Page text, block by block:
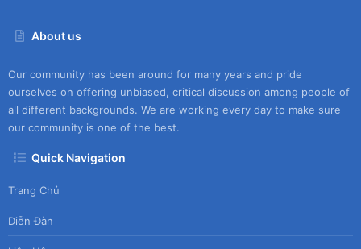
About us
Our community has been around for many years and pride
ourselves on offering unbiased, critical discussion among people of
all different backgrounds. We are working every day to make sure
our community is one of the best.
Quick Navigation
Trang Chủ
Diễn Đàn